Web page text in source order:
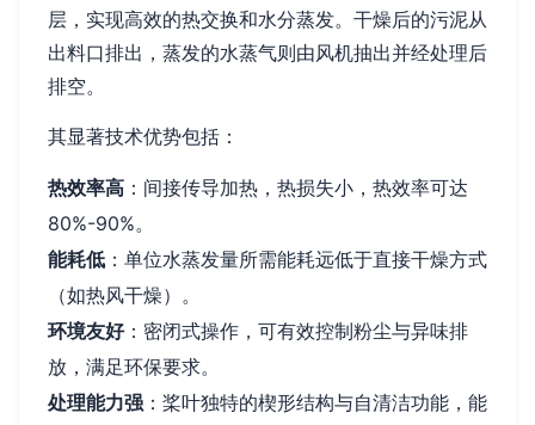
层，实现高效的热交换和水分蒸发。干燥后的污泥从
出料口排出，蒸发的水蒸气则由风机抽出并经处理后
排空。
其显著技术优势包括：
热效率高 ：间接传导加热，热损失小，热效率可达
80%-90%。
能耗低 ：单位水蒸发量所需能耗远低于直接干燥方式
（如热风干燥）。
环境友好：密闭式操作，可有效控制粉尘与异味排
放，满足环保要求。
处理能力强 ：桨叶独特的楔形结构与自清洁功能，能